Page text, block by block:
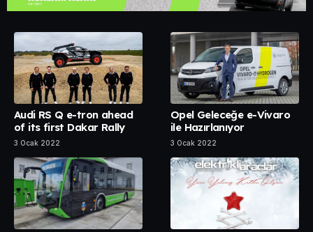
Audi RS Q e-tron ahead
of its first Dakar Rally
3 Ocak 2022
Opel Geleceğe e-Vivaro
ile Hazırlanıyor
3 Ocak 2022